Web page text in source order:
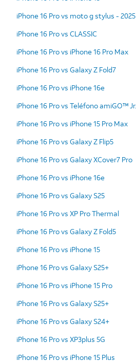
iPhone 16 Pro vs moto g stylus - 2025
iPhone 16 Pro vs CLASSIC
iPhone 16 Pro vs iPhone 16 Pro Max
iPhone 16 Pro vs Galaxy Z Fold7
iPhone 16 Pro vs iPhone 16e
iPhone 16 Pro vs Teléfono amiGO™ Jr.
iPhone 16 Pro vs iPhone 15 Pro Max
iPhone 16 Pro vs Galaxy Z Flip5
iPhone 16 Pro vs Galaxy XCover7 Pro
iPhone 16 Pro vs iPhone 16e
iPhone 16 Pro vs Galaxy S25
iPhone 16 Pro vs XP Pro Thermal
iPhone 16 Pro vs Galaxy Z Fold5
iPhone 16 Pro vs iPhone 15
iPhone 16 Pro vs Galaxy S25+
iPhone 16 Pro vs iPhone 15 Pro
iPhone 16 Pro vs Galaxy S25+
iPhone 16 Pro vs Galaxy S24+
iPhone 16 Pro vs XP3plus 5G
iPhone 16 Pro vs iPhone 15 Plus